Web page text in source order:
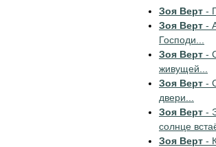
Зоя Верт -
Зоя Верт -
Господи...
Зоя Верт -
живущей...
Зоя Верт -
двери...
Зоя Верт -
солнце
Зоя Верт -